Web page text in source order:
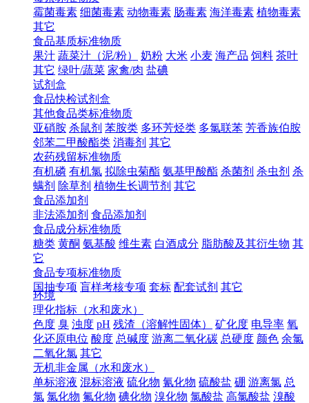
霉菌毒素 细菌毒素 动物毒素 肠毒素 海洋毒素 植物毒素
其它
食品基质标准物质
果汁 蔬菜汁（泥/粉） 奶粉 大米 小麦 海产品 饲料 茶叶
其它 绿叶/蔬菜 家禽/肉 盐碘
试剂盒
食品快检试剂盒
其他食品类标准物质
亚硝胺 杀鼠剂 苯胺类 多环芳烃类 多氯联苯 芳香族伯胺
邻苯二甲酸酯类 消毒剂 其它
农药残留标准物质
有机磷 有机氯 拟除虫菊酯 氨基甲酸酯 杀菌剂 杀虫剂 杀
螨剂 除草剂 植物生长调节剂 其它
食品添加剂
非法添加剂 食品添加剂
食品成分标准物质
糖类 黄酮 氨基酸 维生素 白酒成分 脂肪酸及其衍生物 其
它
食品专项标准物质
国抽专项 盲样考核专项 套标 配套试剂 其它
环境
理化指标（水和废水）
色度 臭 浊度 pH 残渣（溶解性固体） 矿化度 电导率 氧
化还原电位 酸度 总碱度 游离二氧化碳 总硬度 颜色 余氯
二氧化氯 其它
无机非金属（水和废水）
单标溶液 混标溶液 硫化物 氰化物 硫酸盐 硼 游离氯 总
氯 氯化物 氟化物 碘化物 溴化物 氯酸盐 高氯酸盐 溴酸